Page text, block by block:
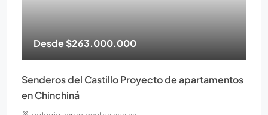
Desde$263.000.000
Senderos del Castillo Proyecto de apartamentos
en Chinchiná